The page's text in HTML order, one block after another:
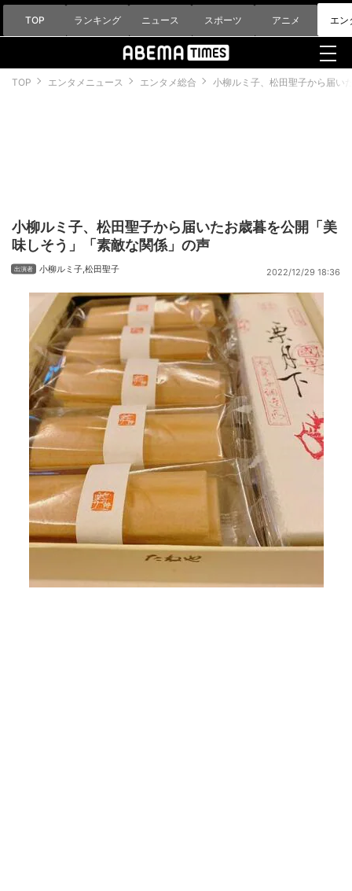
TOP ランキング ニュース スポーツ アニメ エン
TOP エンタメニュース エンタメ総合 小柳ルミ子、松田聖子から届い
小柳ルミ子、松田聖子から届いたお歳暮を公開「美
味しそう」「素敵な関係」の声
小柳ルミ子,松田聖子 2022/12/29 18:36